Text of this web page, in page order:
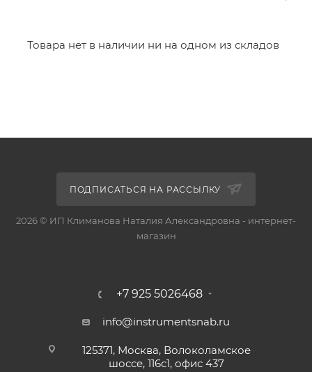
Товара нет в наличии ни на одном из складов
ПОДПИСАТЬСЯ НА РАССЫЛКУ
2026 © ИП Климанова Наталия Александровна - интернет-
магазин
+7 925 5026468
info@instrumentsnab.ru
125371, Москва, Волоколамское
шоссе, 116с1, офис 437